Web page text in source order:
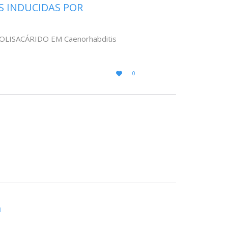
INDUCIDAS POR
EM Caenorhabditis

LOVE
IT
0